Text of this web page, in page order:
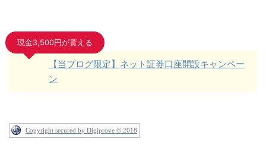
現金3,500円が貰える
【当ブログ限定】ネット証券口座開設キャンペー
ン
Copyright secured by Digiprove © 2018